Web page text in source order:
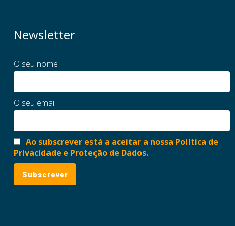
Newsletter
O seu nome
O seu email
Ao subscrever está a aceitar a nossa Política de
Privacidade e Proteção de Dados.